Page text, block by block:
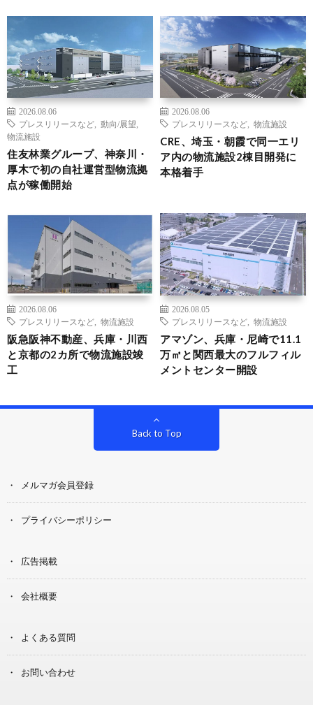
2026.08.06
プレスリリースなど
動向/展望
物流施設
住友林業グループ、神奈川・
厚木で初の自社運営型物流拠
点が稼働開始
2026.08.06
プレスリリースなど
物流施設
CRE、埼玉・朝霞で同一エリ
ア内の物流施設2棟目開発に
本格着手
2026.08.06
プレスリリースなど
物流施設
阪急阪神不動産、兵庫・川西
と京都の2カ所で物流施設竣
工
2026.08.05
プレスリリースなど
物流施設
アマゾン、兵庫・尼崎で11.1
万㎡と関西最大のフルフィル
メントセンター開設
Back to Top
メルマガ会員登録
プライバシーポリシー
広告掲載
会社概要
よくある質問
お問い合わせ